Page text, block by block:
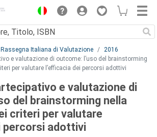
Rassegna Italiana di Valutazione
2016
e valutazione di outcome: l’uso del brainstorming
per valutare l’efficacia dei percorsi adottivi
e valutazione di
del brainstorming nella
criteri per valutare
percorsi adottivi